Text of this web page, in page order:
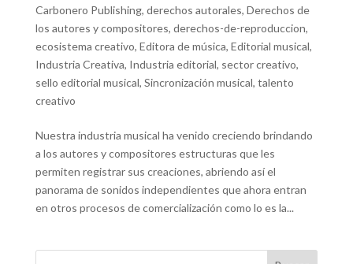
Carbonero Publishing, derechos autorales, Derechos de
los autores y compositores, derechos-de-reproduccion,
ecosistema creativo, Editora de música, Editorial musical,
Industria Creativa, Industria editorial, sector creativo,
sello editorial musical, Sincronización musical, talento
creativo
Nuestra industria musical ha venido creciendo brindando
a los autores y compositores estructuras que les
permiten registrar sus creaciones, abriendo así el
panorama de sonidos independientes que ahora entran
en otros procesos de comercialización como lo es la...